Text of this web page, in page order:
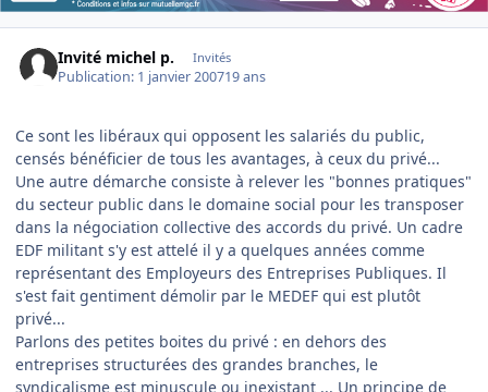
Invité michel p. Invités
Publication: 1 janvier 200719 ans
Ce sont les libéraux qui opposent les salariés du public,
censés bénéficier de tous les avantages, à ceux du privé...
Une autre démarche consiste à relever les "bonnes pratiques"
du secteur public dans le domaine social pour les transposer
dans la négociation collective des accords du privé. Un cadre
EDF militant s'y est attelé il y a quelques années comme
représentant des Employeurs des Entreprises Publiques. Il
s'est fait gentiment démolir par le MEDEF qui est plutôt
privé...
Parlons des petites boites du privé : en dehors des
entreprises structurées des grandes branches, le
syndicalisme est minuscule ou inexistant ... Un principe de